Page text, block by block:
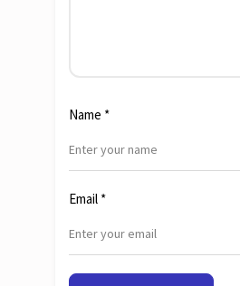
Name *
Email *